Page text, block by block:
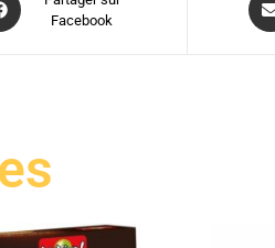
Facebook